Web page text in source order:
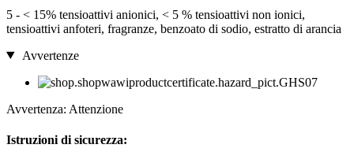
5 - < 15% tensioattivi anionici, < 5 % tensioattivi non ionici,
tensioattivi anfoteri, fragranze, benzoato di sodio, estratto di arancia
Avvertenze
Avvertenza: Attenzione
Istruzioni di sicurezza: